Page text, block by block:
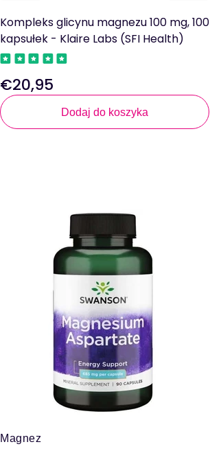
Kompleks glicynu magnezu 100 mg, 100
kapsułek - Klaire Labs (SFI Health)
Regularna
cena
€20,95
Dodaj do koszyka
Magnez